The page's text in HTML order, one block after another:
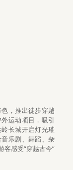
，推出徒步穿越
运动项目，吸引
长城开启灯光璀
乐剧、舞蹈、杂
客感受“穿越古今”